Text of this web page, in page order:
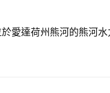
愛達荷州熊河的熊河